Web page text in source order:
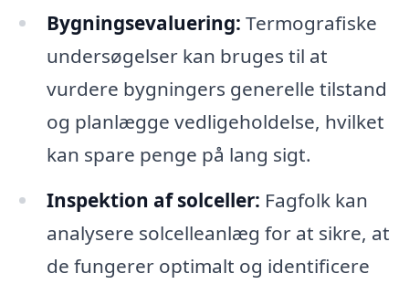
Bygningsevaluering: Termografiske
undersøgelser kan bruges til at
vurdere bygningers generelle tilstand
og planlægge vedligeholdelse, hvilket
kan spare penge på lang sigt.
Inspektion af solceller: Fagfolk kan
analysere solcelleanlæg for at sikre, at
de fungerer optimalt og identificere